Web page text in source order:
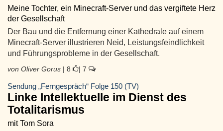
Meine Tochter, ein Minecraft-Server und das vergiftete Herz
der Gesellschaft
Der Bau und die Entfernung einer Kathedrale auf einem
Minecraft-Server illustrieren Neid, Leistungsfeindlichkeit
und Führungsprobleme in der Gesellschaft.
von Oliver Gorus | 8 | 7
Sendung „Ferngespräch“ Folge 150 (TV)
Linke Intellektuelle im Dienst des
Totalitarismus
mit Tom Sora